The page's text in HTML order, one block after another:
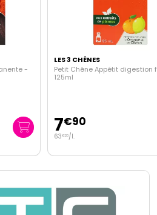
-
LES 3 CHÊNES
Petit Chêne Appétit digestion
125ml
7€90
63€20/l.